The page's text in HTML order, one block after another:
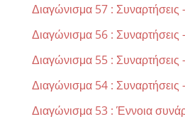
Διαγώνισμα 57 :
Διαγώνισμα 56 :
Διαγώνισμα 55 :
Διαγώνισμα 54 :
Διαγώνισμα 53 : Έννοια